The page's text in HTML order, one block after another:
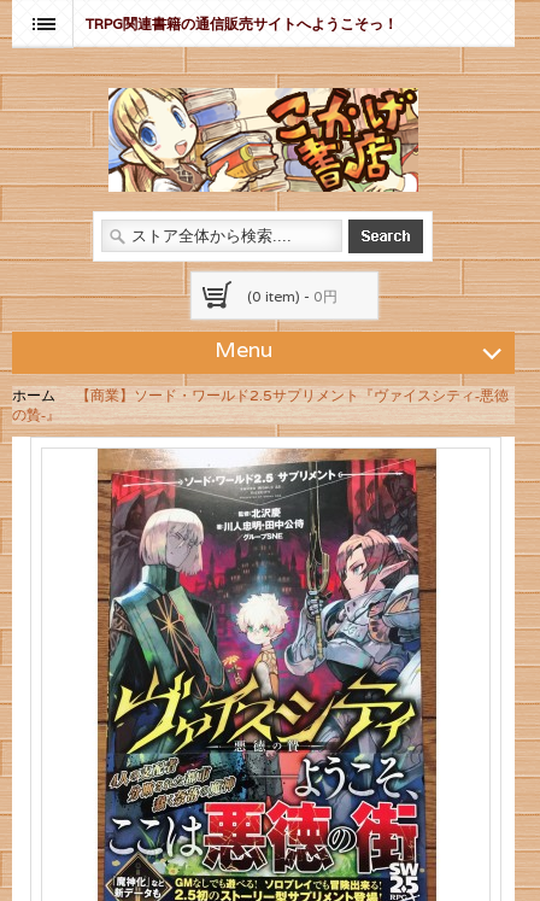
TRPG関連書籍の通信販売サイトへようこそっ！
(0 item) - 0円
Menu
ホーム
【商業】ソード・ワールド2.5サプリメント『ヴァイスシティ‐悪徳
の贄‐』